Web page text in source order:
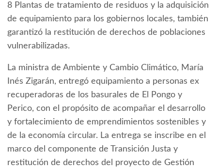
8 Plantas de tratamiento de residuos y la adquisición
de equipamiento para los gobiernos locales, también
garantizó la restitución de derechos de poblaciones
vulnerabilizadas.
La ministra de Ambiente y Cambio Climático, María
Inés Zigarán, entregó equipamiento a personas ex
recuperadoras de los basurales de El Pongo y
Perico, con el propósito de acompañar el desarrollo
y fortalecimiento de emprendimientos sostenibles y
de la economía circular. La entrega se inscribe en el
marco del componente de Transición Justa y
restitución de derechos del proyecto de Gestión